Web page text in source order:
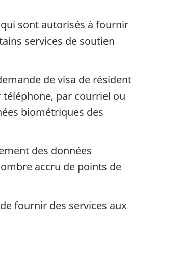
sont autorisés à fournir
services de soutien
de visa de résident
téléphone, par courriel ou
biométriques des
des données
accru de points de
fournir des services aux